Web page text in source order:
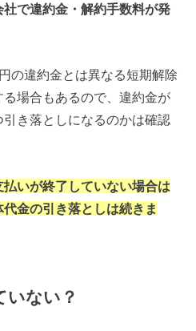
で違約金・解約手数料が発
の違約金とは異なる短期解除
場合もあるので、違約金が
き落としになるのかは確認
いが終了していない場合は
金の引き落としは続きま
いない？